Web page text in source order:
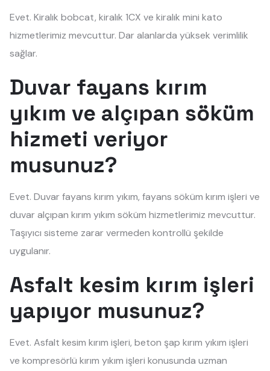
Evet. Kiralık bobcat, kiralık 1CX ve kiralık mini kato
hizmetlerimiz mevcuttur. Dar alanlarda yüksek verimlilik
sağlar.
Duvar fayans kırım
yıkım ve alçıpan söküm
hizmeti veriyor
musunuz?
Evet. Duvar fayans kırım yıkım, fayans söküm kırım işleri ve
duvar alçıpan kırım yıkım söküm hizmetlerimiz mevcuttur.
Taşıyıcı sisteme zarar vermeden kontrollü şekilde
uygulanır.
Asfalt kesim kırım işleri
yapıyor musunuz?
Evet. Asfalt kesim kırım işleri, beton şap kırım yıkım işleri
ve kompresörlü kırım yıkım işleri konusunda uzman